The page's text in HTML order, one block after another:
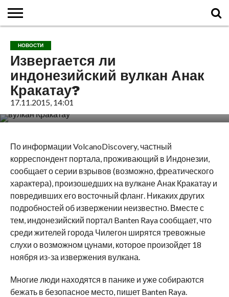
О
ВУЛКАНАХ
ВУЛКАНЫ
МИРА
КАЛЬДЕРЫ
НОВОСТИ
ФАКТЫ
ИСТОРИЯ
МОНИТОРИНГ
ВИДЕО
ТУРИСТАМ
О
САЙТЕ
КАРТА
САЙТА
КОНТАКТЫ
НОВОСТИ
Извергается ли
индонезийский вулкан Анак
Кракатау?
17.11.2015, 14:01
По информации VolcanoDiscovery, частный
корреспондент портала, проживающий в Индонезии,
сообщает о серии взрывов (возможно, фреатического
характера), произошедших на вулкане Анак Кракатау и
повредивших его восточный фланг. Никаких других
подробностей об извержении неизвестно. Вместе с
тем, индонезийский портал Banten Raya сообщает, что
среди жителей города Чилегон ширятся тревожные
слухи о возможном цунами, которое произойдет 18
ноября из-за извержения вулкана.
Многие люди находятся в панике и уже собираются
бежать в безопасное место, пишет Banten Raya.